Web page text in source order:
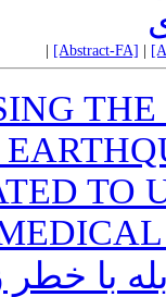
[Abstract-FA]
TO
با خطر